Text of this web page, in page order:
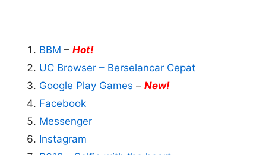
BBM – Hot!
UC Browser – Berselancar Cepat
Google Play Games – New!
Facebook
Messenger
Instagram